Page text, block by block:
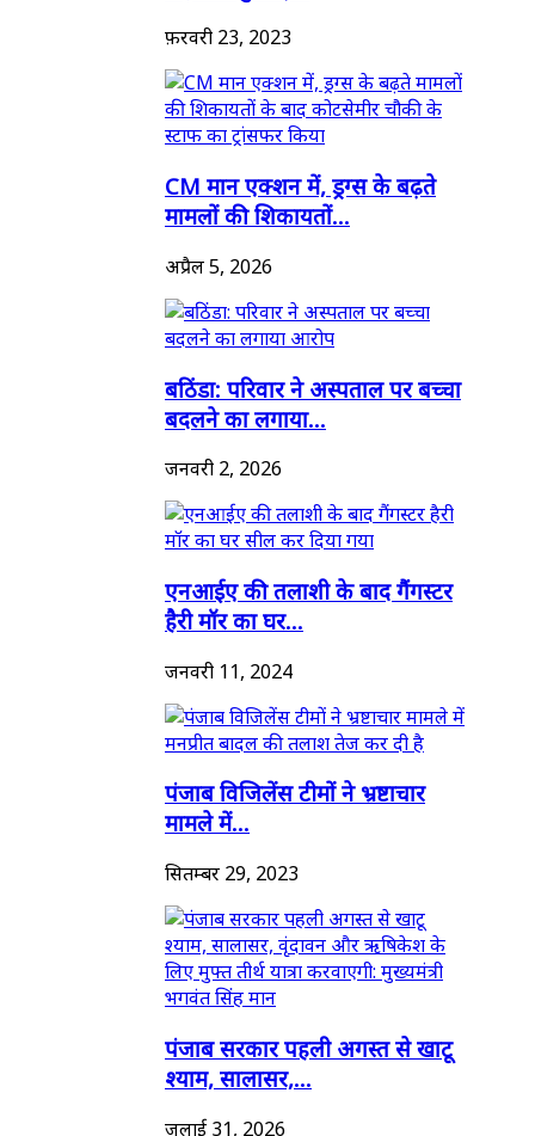
फ़रवरी 23, 2023
CM मान एक्शन में, ड्रग्स के बढ़ते
मामलों की शिकायतों...
अप्रैल 5, 2026
बठिंडा: परिवार ने अस्पताल पर बच्चा
बदलने का लगाया...
जनवरी 2, 2026
एनआईए की तलाशी के बाद गैंगस्टर
हैरी मॉर का घर...
जनवरी 11, 2024
पंजाब विजिलेंस टीमों ने भ्रष्टाचार
मामले में...
सितम्बर 29, 2023
पंजाब सरकार पहली अगस्त से खाटू
श्याम, सालासर,...
जुलाई 31, 2026